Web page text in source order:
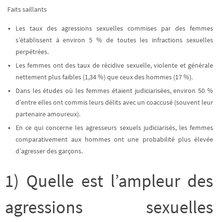
Faits saillants
Les taux des agressions sexuelles commises par des femmes
s’établissent à environ 5 % de toutes les infractions sexuelles
perpétrées.
Les femmes ont des taux de récidive sexuelle, violente et générale
nettement plus faibles (1,34 %) que ceux des hommes (17 %).
Dans les études où les femmes étaient judiciarisées, environ 50 %
d’entre elles ont commis leurs délits avec un coaccusé (souvent leur
partenaire amoureux).
En ce qui concerne les agresseurs sexuels judiciarisés, les femmes
comparativement aux hommes ont une probabilité plus élevée
d’agresser des garçons.
1) Quelle est l’ampleur des
agressions sexuelles